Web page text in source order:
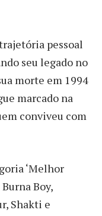
pessoal
seu legado no
morte em 1994
marcado na
conviveu com
‘Melhor
Boy,
Shakti e